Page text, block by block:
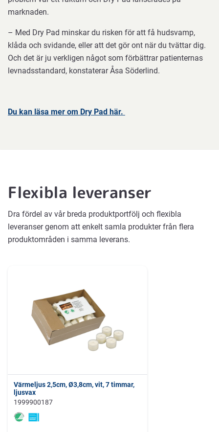
marknaden.
– Med Dry Pad minskar du risken för att få hudsvamp,
klåda och svidande, eller att det gör ont när du tvättar dig.
Och det är ju verkligen något som förbättrar patienternas
levnadsstandard, konstaterar Åsa Söderlind.
Du kan läsa mer om Dry Pad här.
Flexibla leveranser
Dra fördel av vår breda produktportfölj och flexibla
leveranser genom att enkelt samla produkter från flera
produktområden i samma leverans.
Värmeljus 2,5cm, Ø3,8cm, vit, 7 timmar,
ljusvax
1999900187